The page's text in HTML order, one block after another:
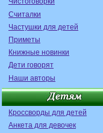
Считалки
Частушки для детей
Приметы
Книжные новинки
Дети говорят
Наши авторы
Кроссворды для детей
Анкета для девочек